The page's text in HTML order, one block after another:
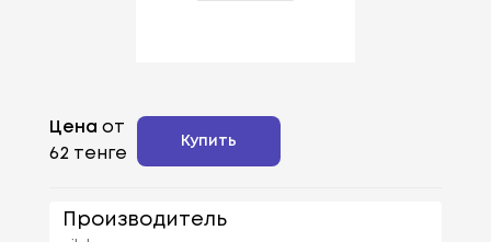
Цена от
62 тенге
Купить
Производитель